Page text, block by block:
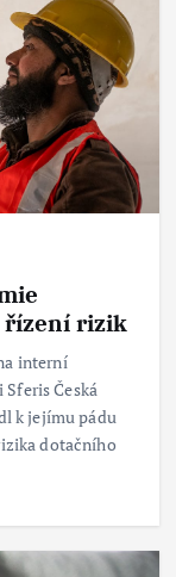
řízení rizik
interní
Česká
k jejímu pádu
dotačního